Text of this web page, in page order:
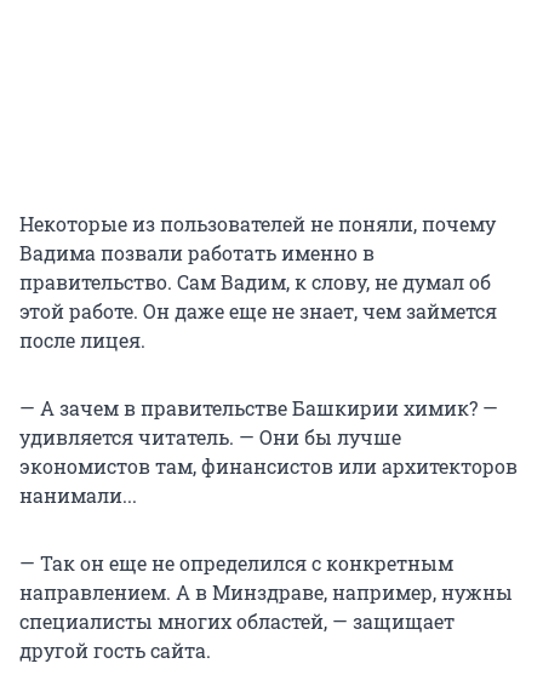
Некоторые из пользователей не поняли, почему
Вадима позвали работать именно в
правительство. Сам Вадим, к слову, не думал об
этой работе. Он даже еще не знает, чем займется
после лицея.
— А зачем в правительстве Башкирии химик? —
удивляется читатель. — Они бы лучше
экономистов там, финансистов или архитекторов
нанимали...
— Так он еще не определился с конкретным
направлением. А в Минздраве, например, нужны
специалисты многих областей, — защищает
другой гость сайта.